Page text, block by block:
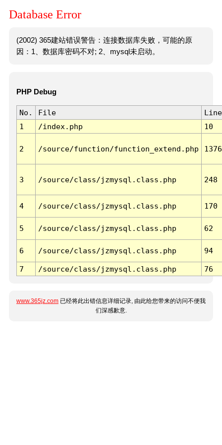
Database Error
(2002) 365建站错误警告：连接数据库失败，可能的原
因：1、数据库密码不对; 2、mysql未启动。
PHP Debug
No. File
Line
1
/index.php 10
2 /source/function/function_extend.php 1376
3 /source/class/jzmysql.class.php 248
4 /source/class/jzmysql.class.php 170
5 /source/class/jzmysql.class.php 62
6 /source/class/jzmysql.class.php 94
7 /source/class/jzmysql.class.php 76
www.365jz.com 已经将此出错信息详细记录, 由此给您带来的访问不便我
们深感歉意.